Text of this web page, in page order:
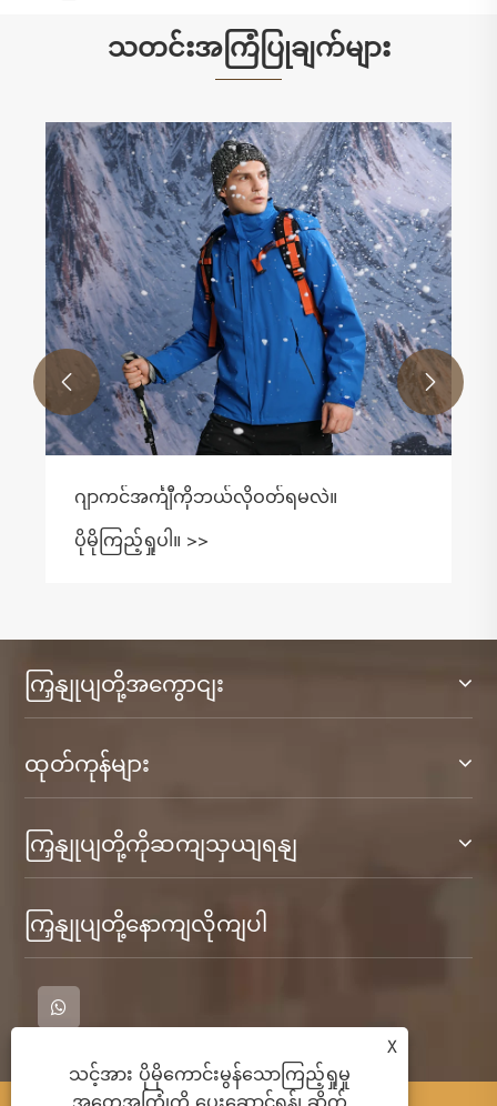
သတင်းအကြံပြုချက်များ
ဂျာကင်အင်္ကျီကိုဘယ်လိုဝတ်ရမလဲ။
ပိုမိုကြည့်ရှုပါ။ >>
 
ကြှနျုပျတို့အကွောငျး
ထုတ်ကုန်များ
ကြှနျုပျတို့ကိုဆကျသှယျရနျ
ကြှနျုပျတို့နောကျလိုကျပါ
X
သင့်အား ပိုမိုကောင်းမွန်သောကြည့်ရှုမှု